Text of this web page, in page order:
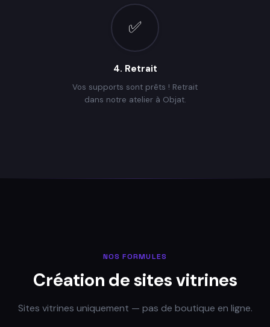
✅
4. Retrait
Vos supports sont prêts ! Retrait
dans notre atelier à Objat.
NOS FORMULES
Création de sites vitrines
Sites vitrines uniquement — pas de boutique en ligne.